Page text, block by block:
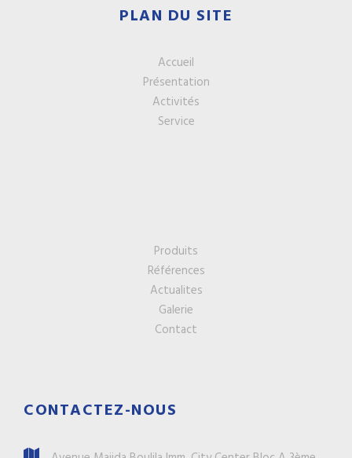
PLAN DU SITE
Accueil
Présentation
Activités
Service
Produits
Références
Actualites
Galerie
Contact
CONTACTEZ-NOUS